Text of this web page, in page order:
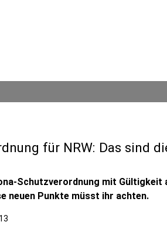
für NRW: Das sind
Schutzverordnung mit Gültigkeit
neuen Punkte müsst ihr achten.